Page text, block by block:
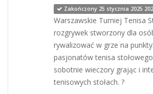
Zakończony 25 stycznia 2025
Warszawskie Turniej Tenisa
rozgrywek stworzony dla
rywalizować w grze na
pasjonatów tenisa
sobotnie wieczory grając i
tenisowych stołach. ?